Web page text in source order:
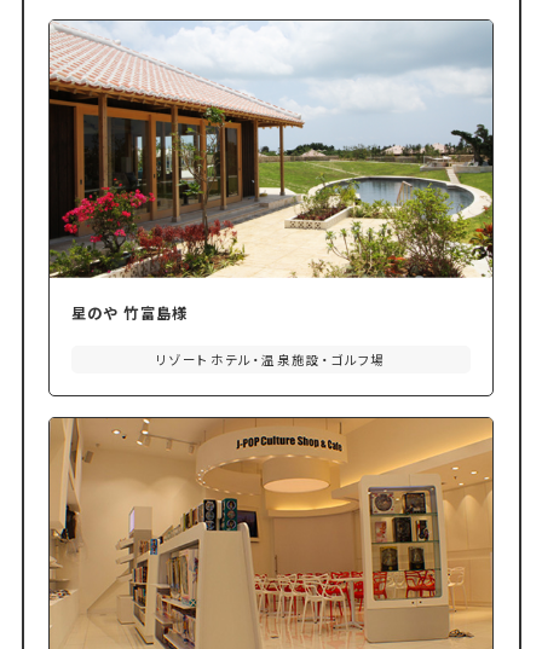
星のや 竹富島様
リゾートホテル・温泉施設・ゴルフ場